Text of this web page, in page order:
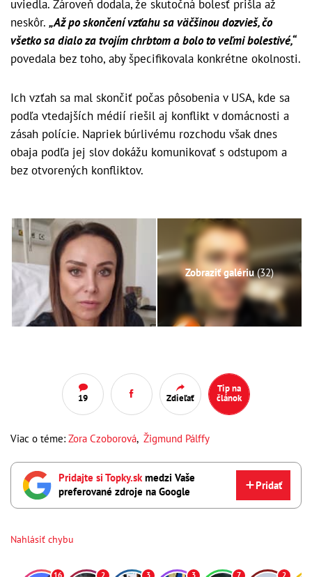
uviedla. Zároveň dodala, že skutočná bolesť prišla až
neskôr. „Až po skončení vzťahu sa väčšinou dozvieš, čo
všetko sa dialo za tvojím chrbtom a bolo to veľmi bolestivé,“
povedala bez toho, aby špecifikovala konkrétne okolnosti.
Ich vzťah sa mal skončiť počas pôsobenia v USA, kde sa
podľa vtedajších médií riešil aj konflikt v domácnosti a
zásah polície. Napriek búrlivému rozchodu však dnes
obaja podľa jej slov dokážu komunikovať s odstupom a
bez otvorených konfliktov.
Zobraziť galériu(32)
19 Zdieľať
Tip na
článok
Viac o téme: Zora Czoborová, Žigmund Pálffy
Pridajte si Topky.skmedzi Vaše
preferované zdroje na Google
Pridať
Nahlásiť chybu